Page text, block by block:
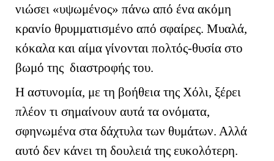
νιώσει «υψωμένος» πάνω από ένα ακόμη
κρανίο θρυμματισμένο από σφαίρες. Μυαλά,
κόκαλα και αίμα γίνονται πολτός-θυσία στο
βωμό της διαστροφής του.
Η αστυνομία, με τη βοήθεια της Χόλι, ξέρει
πλέον τι σημαίνουν αυτά τα ονόματα,
σφηνωμένα στα δάχτυλα των θυμάτων. Αλλά
αυτό δεν κάνει τη δουλειά της ευκολότερη.